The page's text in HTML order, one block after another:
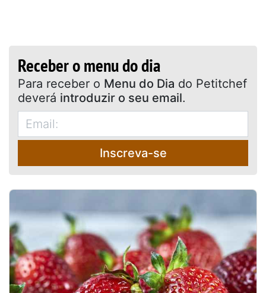
Receber o menu do dia
Para receber o Menu do Dia do Petitchef
deverá introduzir o seu email.
Inscreva-se